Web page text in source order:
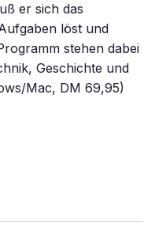
er sich das
löst und
stehen dabei
Geschichte und
Mac, DM 69,95)